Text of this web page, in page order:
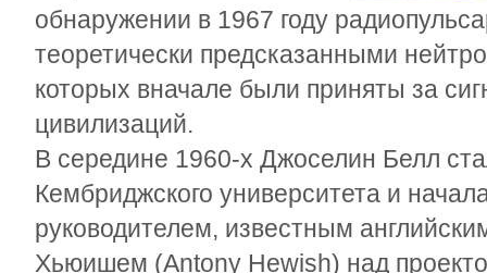
обнаружении в 1967 году
теоретически предсказанными
которых вначале были приняты за
цивилизаций.
В середине 1960-х Джоселин Белл
Кембриджского университета и
руководителем, известным
Хьюишем (Antony Hewish) над